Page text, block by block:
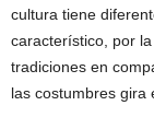
cultura tiene
característico, por
tradiciones en
las costumbres gira